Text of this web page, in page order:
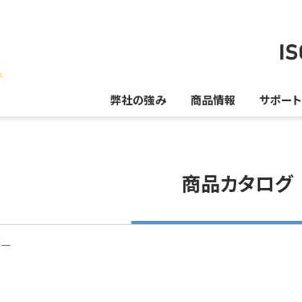
弊社の強み 商品情報 サポート
商品カタログ